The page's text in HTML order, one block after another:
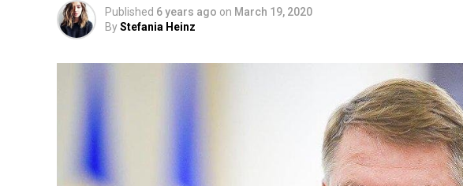
Published 6 years ago on March 19, 2020
ByStefania Heinz